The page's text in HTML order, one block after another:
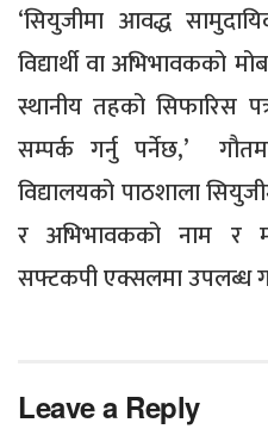
‘सियुजीमा आवद्ध
विद्यार्थी वा अभिभावकको
स्थानीय तहको सिफारिस
सम्पर्क गर्नु पर्नेछ,’
विद्यालयको पाठशाला
र अभिभावकको नाम र
सफ्टकपी एक्सलमा उपलब्ध
Leave a Reply